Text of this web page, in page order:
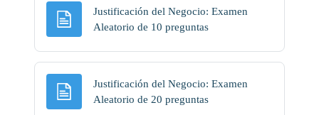
Justificación del Negocio: Examen
Aleatorio de 10 preguntasPágina
Justificación del Negocio: Examen
Aleatorio de 20 preguntasPágina